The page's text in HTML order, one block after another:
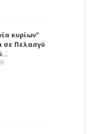
κυρίων"
σε Πελασγό